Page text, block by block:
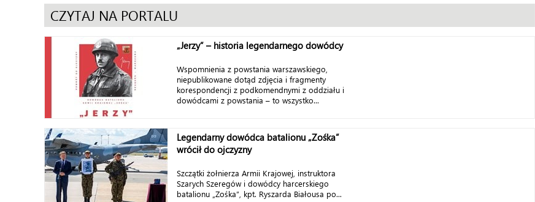
CZYTAJ NA PORTALU
„Jerzy” – historia legendarnego dowódcy
Wspomnienia z powstania warszawskiego,
niepublikowane dotąd zdjęcia i fragmenty
korespondencji z podkomendnymi z oddziału i
dowódcami z powstania – to wszystko...
Legendarny dowódca batalionu „Zośka”
wrócił do ojczyzny
Szczątki żołnierza Armii Krajowej, instruktora
Szarych Szeregów i dowódcy harcerskiego
batalionu „Zośka”, kpt. Ryszarda Białousa po...